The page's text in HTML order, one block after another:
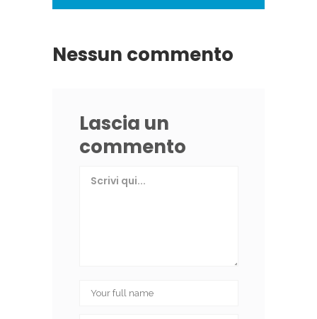
Nessun commento
Lascia un
commento